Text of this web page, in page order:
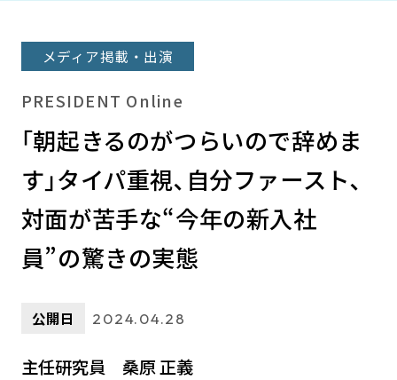
メディア掲載・出演
PRESIDENT Online
｢朝起きるのがつらいので辞めま
す｣タイパ重視､自分ファースト､
対面が苦手な“今年の新入社
員”の驚きの実態
公開日 2024.04.28
主任研究員 桑原 正義